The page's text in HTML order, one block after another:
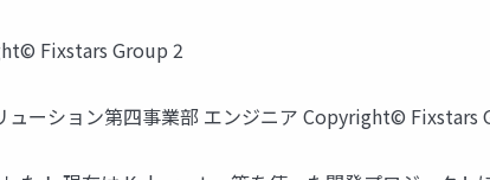
Fixstars Group 2
ーション第四事業部 エンジニア Copyright© Fixstars